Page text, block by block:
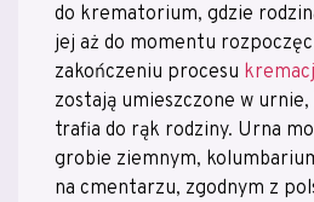
do krematorium, gdzie
jej aż do momentu
zakończeniu procesu
zostają umieszczone w
trafia do rąk rodziny. Urna
grobie ziemnym,
na cmentarzu, zgodnym z